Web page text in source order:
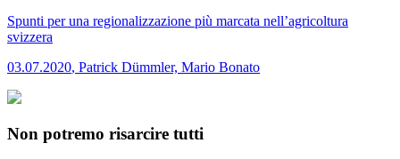
Spunti per una regionalizzazione più marcata nell’agricoltura
svizzera
03.07.2020, Patrick Dümmler, Mario Bonato
Non potremo risarcire tutti